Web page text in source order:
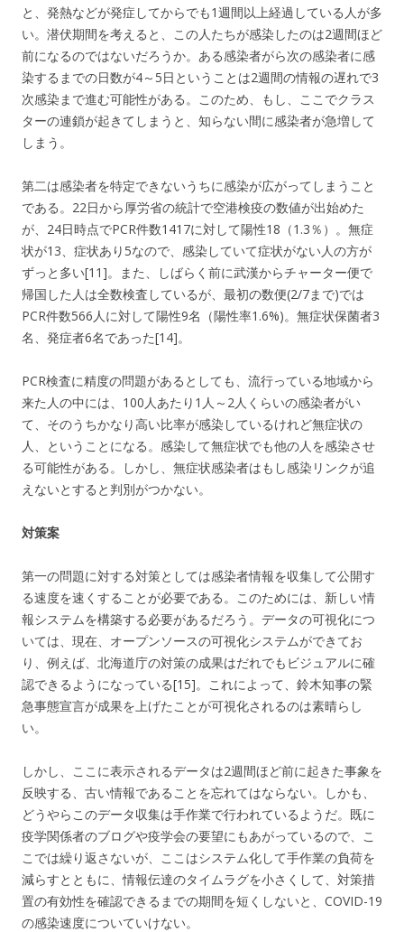
と、発熱などが発症してからでも1週間以上経過している人が多
い。潜伏期間を考えると、この人たちが感染したのは2週間ほど
前になるのではないだろうか。ある感染者がら次の感染者に感
染するまでの日数が4～5日ということは2週間の情報の遅れで3
次感染まで進む可能性がある。このため、もし、ここでクラス
ターの連鎖が起きてしまうと、知らない間に感染者が急増して
しまう。
第二は感染者を特定できないうちに感染が広がってしまうこと
である。22日から厚労省の統計で空港検疫の数値が出始めた
が、24日時点でPCR件数1417に対して陽性18（1.3％）。無症
状が13、症状あり5なので、感染していて症状がない人の方が
ずっと多い[11]。また、しばらく前に武漢からチャーター便で
帰国した人は全数検査しているが、最初の数便(2/7まで)では
PCR件数566人に対して陽性9名（陽性率1.6%)。無症状保菌者3
名、発症者6名であった[14]。
PCR検査に精度の問題があるとしても、流行っている地域から
来た人の中には、100人あたり1人～2人くらいの感染者がい
て、そのうちかなり高い比率が感染しているけれど無症状の
人、ということになる。感染して無症状でも他の人を感染させ
る可能性がある。しかし、無症状感染者はもし感染リンクが追
えないとすると判別がつかない。
対策案
第一の問題に対する対策としては感染者情報を収集して公開す
る速度を速くすることが必要である。このためには、新しい情
報システムを構築する必要があるだろう。データの可視化につ
いては、現在、オープンソースの可視化システムができてお
り、例えば、北海道庁の対策の成果はだれでもビジュアルに確
認できるようになっている[15]。これによって、鈴木知事の緊
急事態宣言が成果を上げたことが可視化されるのは素晴らし
い。
しかし、ここに表示されるデータは2週間ほど前に起きた事象を
反映する、古い情報であることを忘れてはならない。しかも、
どうやらこのデータ収集は手作業で行われているようだ。既に
疫学関係者のブログや疫学会の要望にもあがっているので、こ
こでは繰り返さないが、ここはシステム化して手作業の負荷を
減らすとともに、情報伝達のタイムラグを小さくして、対策措
置の有効性を確認できるまでの期間を短くしないと、COVID-19
の感染速度についていけない。